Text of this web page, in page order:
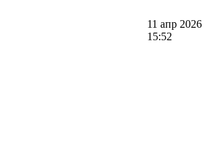
11 апр 2026
15:52